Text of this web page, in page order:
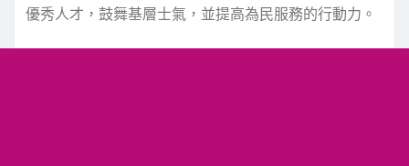
優秀人才，鼓舞基層士氣，並提高為民服務的行動力。